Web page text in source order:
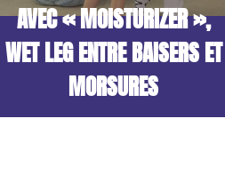
AVEC « MOISTURIZER »,
WET LEG ENTRE BAISERS ET
MORSURES